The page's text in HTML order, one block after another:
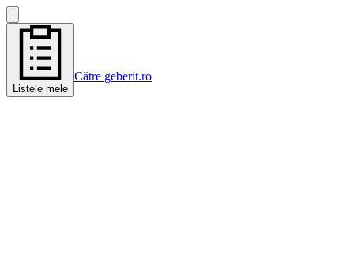
Listele mele
Către geberit.ro